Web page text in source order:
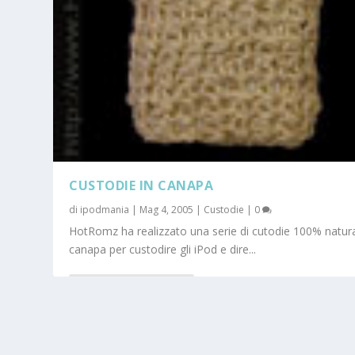
CUSTODIE IN CANAPA
di ipodmania | Mag 4, 2005 | Custodie | 0
HotRomz ha realizzato una serie di cutodie 100%
canapa per custodire gli iPod e dire...